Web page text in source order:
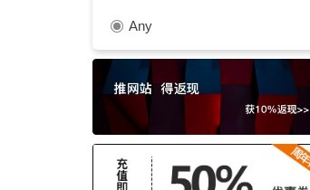
童趣
自信
delighted (1)
delightful (1)
坚定
Any